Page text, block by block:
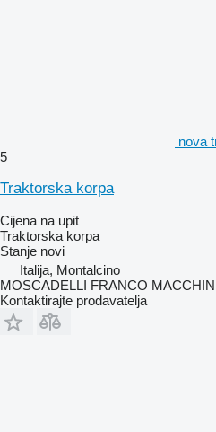
nova
5
Traktorska korpa
Cijena na upit
Traktorska korpa
Stanje novi
Italija, Montalcino
MOSCADELLI FRANCO
Kontaktirajte prodavatelja